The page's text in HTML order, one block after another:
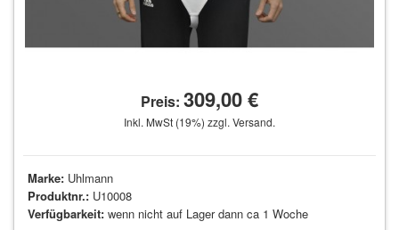
Historisches Fechten (1)
Rollstuhlfechten (8)
Melder und Zubehör (12)
WAFFEN UND WAFFENZUBEHÖR
Preis: 309,00 €
Inkl. MwSt (19%) zzgl. Versand.
Marke: Uhlmann
Produktnr.: U10008
Verfügbarkeit: wenn nicht auf Lager dann ca 1 Woche